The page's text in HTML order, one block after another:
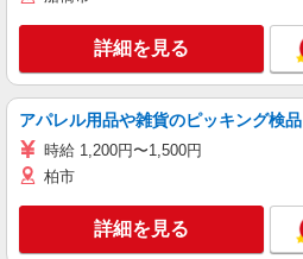
詳細を見る
アパレル用品や雑貨のピッキング検品
時給 1,200円〜1,500円
柏市
詳細を見る